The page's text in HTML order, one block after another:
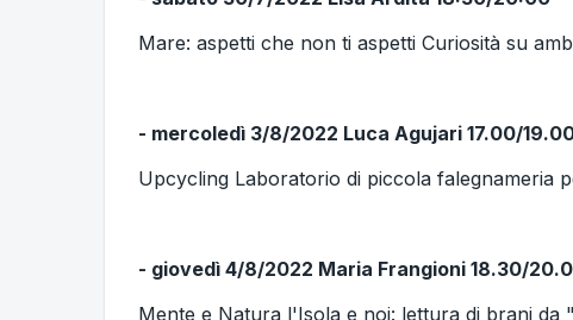
Mare: aspetti che non ti aspetti Curiosità su
- mercoledì 3/8/2022 Luca Agujari 17.00/
Upcycling Laboratorio di piccola falegnameria
- giovedì 4/8/2022 Maria Frangioni 18.30/
Mente e Natura l'Isola e noi: lettura di brani da